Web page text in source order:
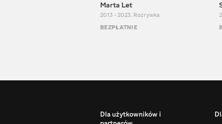
Marta Let
2013 - 2023, Rozrywka
BEZPŁATNIE
Dla użytkowników i